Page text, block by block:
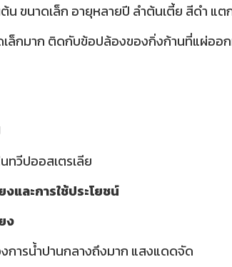
น ขนาดเล็ก อายุหลายปี ลำต้นเตี้ย สีดำ แ
เล็กมาก ติดกับข้อปล้องของกิ่งก้านที่แผ่ออ
ทวีปออสเตรเลีย
และการใช้ประโยชน์
ง
การน้ำปานกลางถึงมาก แสงแดดจัด